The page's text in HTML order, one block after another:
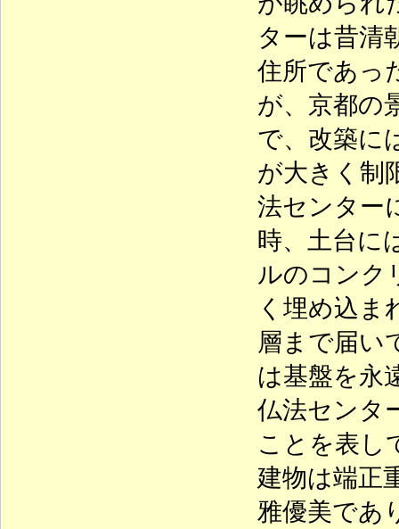
ターは昔清
住所であっ
が、京都の
で、改築に
が大きく制
法センター
時、土台に
ルのコンク
く埋め込ま
層まで届い
は基盤を永
仏法センタ
ことを表し
建物は端正
雅優美であ